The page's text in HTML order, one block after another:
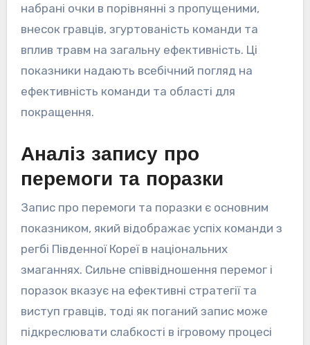
набрані очки в порівнянні з пропущеними,
внесок гравців, згуртованість команди та
вплив травм на загальну ефективність. Ці
показники надають всебічний погляд на
ефективність команди та області для
покращення.
Аналіз запису про
перемоги та поразки
Запис про перемоги та поразки є основним
показником, який відображає успіх команди з
регбі Південної Кореї в національних
змаганнях. Сильне співвідношення перемог і
поразок вказує на ефективні стратегії та
виступ гравців, тоді як поганий запис може
підкреслювати слабкості в ігровому процесі